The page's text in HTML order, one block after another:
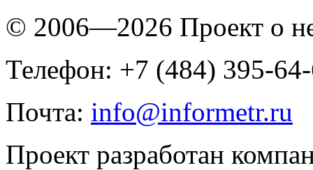
© 2006—2026 Проект о
Телефон: +7 (484) 395-
Почта: info@informetr.ru
Проект разработан